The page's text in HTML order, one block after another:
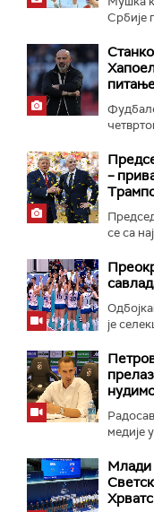
Србије
–
се са
је
медије